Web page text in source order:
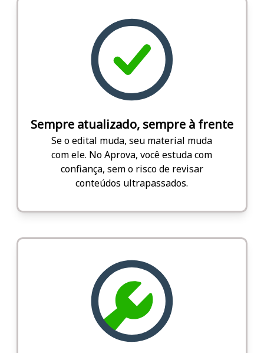
Sempre atualizado, sempre à frente
Se o edital muda, seu material muda
com ele. No Aprova, você estuda com
confiança, sem o risco de revisar
conteúdos ultrapassados.